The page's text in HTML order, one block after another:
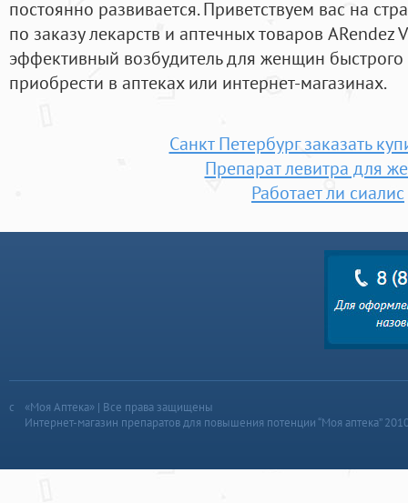
постоянно развивается. Приветствуем вас на
по заказу лекарств и аптечных товаров ARendez
эффективный возбудитель для женщин
приобрести в аптеках или интернет-магазинах.
Санкт Петербург заказать
Препарат левитра для
Работает ли сиалис
«Моя Аптека» | Все права защищены
Интернет-магазин препаратов для повышения потенции “Моя аптека”